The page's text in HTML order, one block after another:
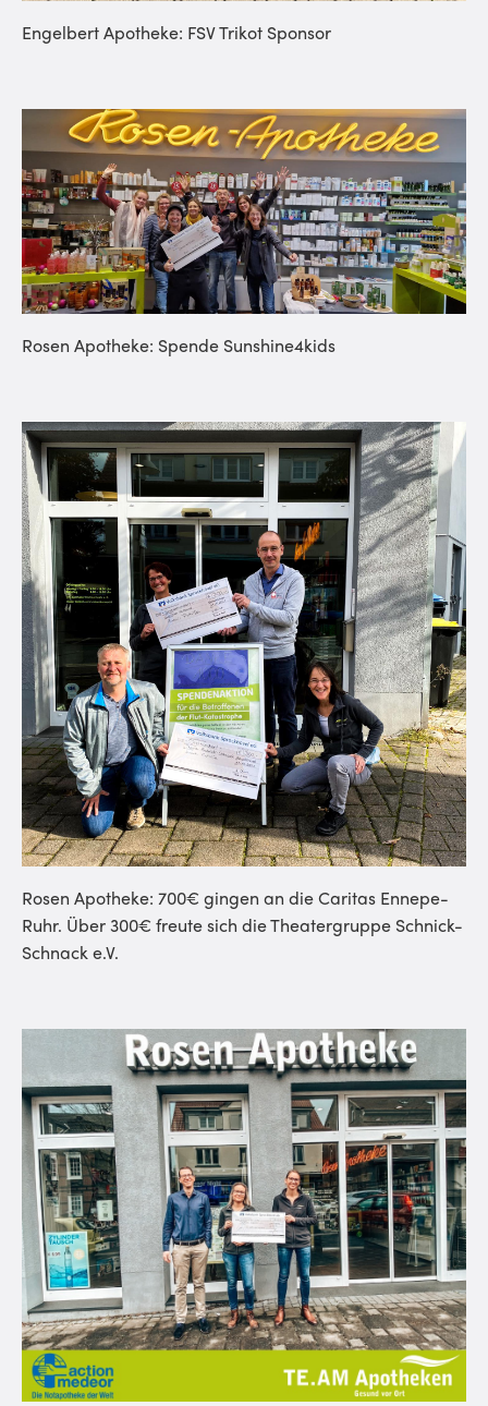
Engelbert Apotheke: FSV Trikot Sponsor
Rosen Apotheke: Spende Sunshine4kids
Rosen Apotheke: 700€ gingen an die Caritas Ennepe-
Ruhr. Über 300€ freute sich die Theatergruppe Schnick-
Schnack e.V.